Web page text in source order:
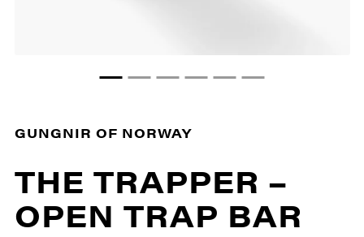
GUNGNIR OF NORWAY
THE TRAPPER –
OPEN TRAP BAR